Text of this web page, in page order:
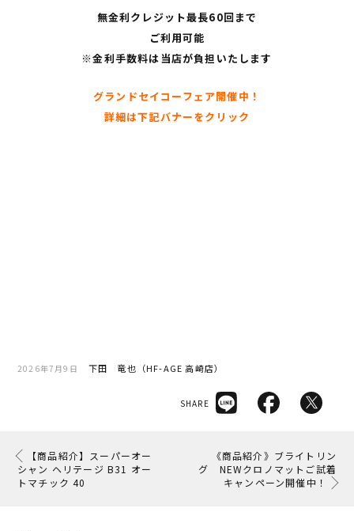
無金利クレジット最長60回まで
ご利用可能
※金利手数料は当店が負担いたします
グランドセイコーフェア開催中！
詳細は下記バナーをクリック
2026年7月9日 下田 竜也（HF-AGE 高崎店）
SHARE
【商品紹介】スーパーオー
シャン ヘリテージ B31 オー
トマチック 40
《商品紹介》ブライトリン
グ NEWクロノマットご試着
キャンペーン開催中！